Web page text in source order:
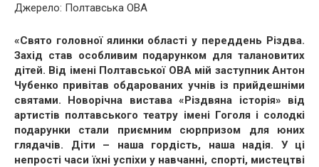
Джерело: Полтавська ОВА
«Свято головної ялинки області у переддень Різдва.
Захід став особливим подарунком для талановитих
дітей. Від імені Полтавської ОВА мій заступник Антон
Чубенко привітав обдарованих учнів із прийдешніми
святами. Новорічна вистава «Різдвяна історія» від
артистів полтавського театру імені Гоголя і солодкі
подарунки стали приємним сюрпризом для юних
глядачів. Діти – наша гордість, наша надія. У ці
непрості часи їхні успіхи у навчанні, спорті, мистецтві